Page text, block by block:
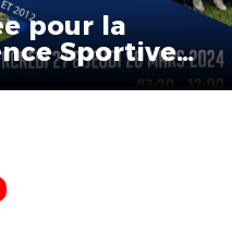
pour la
Sportive
!